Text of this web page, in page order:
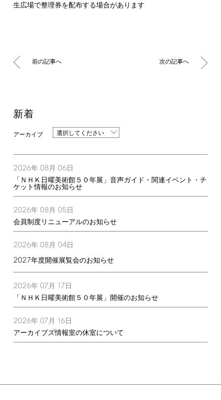
生広場で整理券を配布する場合があります
前の記事へ 次の記事へ
新着
選択してください
2026年 08月 06 日
「ＮＨＫ日曜美術館５０年展」音声ガイド・関連イベント・チ
ケット情報のお知らせ
2026年 08月 05 日
会員制度リニューアルのお知らせ
2026年 08月 04日
2027年度開催展覧会のお知らせ
2026年 07月 17 日
「ＮＨＫ日曜美術館５０年展」開催のお知らせ
2026年 07月 16 日
アーカイブズ情報室の休室について